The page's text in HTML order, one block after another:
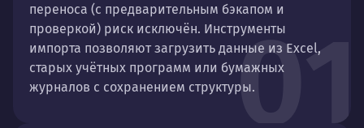
01
переноса (с предварительным бэкапом и
проверкой) риск исключён. Инструменты
импорта позволяют загрузить данные из Excel,
старых учётных программ или бумажных
журналов с сохранением структуры.